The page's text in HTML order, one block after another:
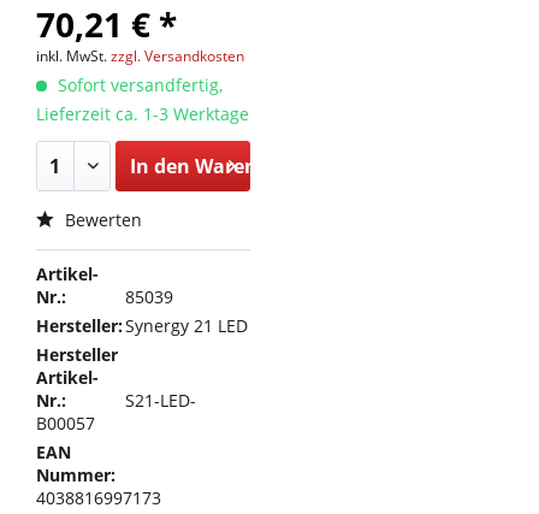
70,21 € *
inkl. MwSt.zzgl. Versandkosten
Sofort versandfertig,
Lieferzeit ca. 1-3 Werktage
In den Warenkorb
Bewerten
Artikel-
Nr.:
85039
Hersteller:Synergy 21 LED
Hersteller
Artikel-
Nr.:
S21-LED-
B00057
EAN
Nummer:
4038816997173